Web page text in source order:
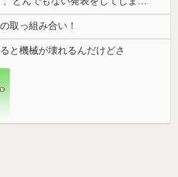
取っ組み合い！
と機械が壊れるんだけどさ